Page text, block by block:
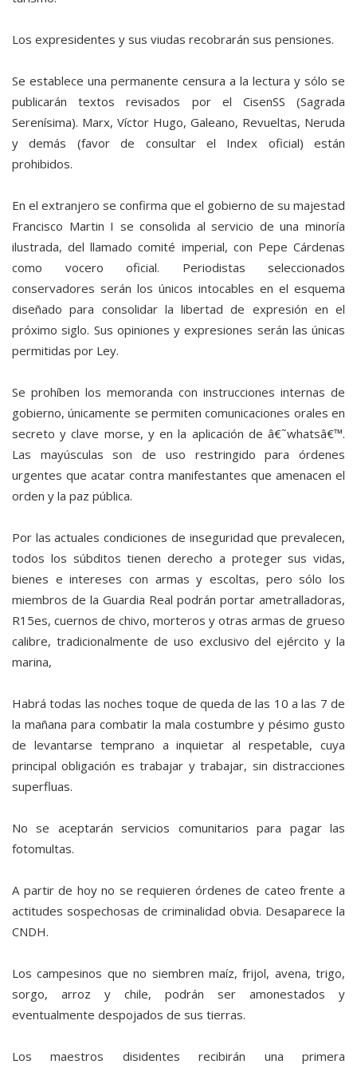
Los expresidentes y sus viudas recobrarán sus pensiones.
Se establece una permanente censura a la lectura y sólo se
publicarán textos revisados por el CisenSS (Sagrada
Serenísima). Marx, Víctor Hugo, Galeano, Revueltas, Neruda
y demás (favor de consultar el Index oficial) están
prohibidos.
En el extranjero se confirma que el gobierno de su majestad
Francisco Martin I se consolida al servicio de una minoría
ilustrada, del llamado comité imperial, con Pepe Cárdenas
como vocero oficial. Periodistas seleccionados
conservadores serán los únicos intocables en el esquema
diseñado para consolidar la libertad de expresión en el
próximo siglo. Sus opiniones y expresiones serán las únicas
permitidas por Ley.
Se prohíben los memoranda con instrucciones internas de
gobierno, únicamente se permiten comunicaciones orales en
secreto y clave morse, y en la aplicación de â€˜whatsâ€™.
Las mayúsculas son de uso restringido para órdenes
urgentes que acatar contra manifestantes que amenacen el
orden y la paz pública.
Por las actuales condiciones de inseguridad que prevalecen,
todos los súbditos tienen derecho a proteger sus vidas,
bienes e intereses con armas y escoltas, pero sólo los
miembros de la Guardia Real podrán portar ametralladoras,
R15es, cuernos de chivo, morteros y otras armas de grueso
calibre, tradicionalmente de uso exclusivo del ejército y la
marina,
Habrá todas las noches toque de queda de las 10 a las 7 de
la mañana para combatir la mala costumbre y pésimo gusto
de levantarse temprano a inquietar al respetable, cuya
principal obligación es trabajar y trabajar, sin distracciones
superfluas.
No se aceptarán servicios comunitarios para pagar las
fotomultas.
A partir de hoy no se requieren órdenes de cateo frente a
actitudes sospechosas de criminalidad obvia. Desaparece la
CNDH.
Los campesinos que no siembren maíz, frijol, avena, trigo,
sorgo, arroz y chile, podrán ser amonestados y
eventualmente despojados de sus tierras.
Los maestros disidentes recibirán una primera